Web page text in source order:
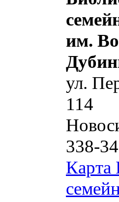
им.
ул.
114
338-
Карта